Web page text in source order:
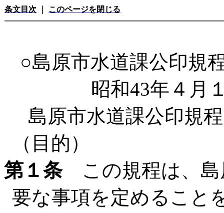
条文目次 このページを閉じる
○島原市水道課公印規
昭和43年４月
島原市水道課公印規程
（目的）
第１条この規程は、島
要な事項を定めること